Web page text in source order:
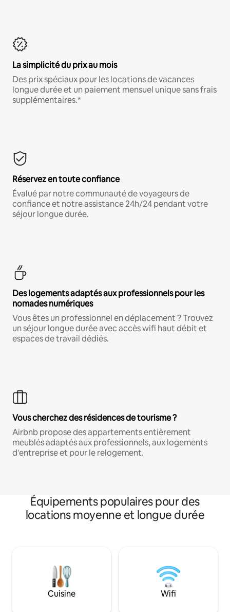
La simplicité du prix au mois
Des prix spéciaux pour les locations de vacances
longue durée et un paiement mensuel unique sans frais
supplémentaires.*
Réservez en toute confiance
Évalué par notre communauté de voyageurs de
confiance et notre assistance 24h/24 pendant votre
séjour longue durée.
Des logements adaptés aux professionnels pour les
nomades numériques
Vous êtes un professionnel en déplacement ? Trouvez
un séjour longue durée avec accès wifi haut débit et
espaces de travail dédiés.
Vous cherchez des résidences de tourisme ?
Airbnb propose des appartements entièrement
meublés adaptés aux professionnels, aux logements
d'entreprise et pour le relogement.
Équipements populaires pour des
locations moyenne et longue durée
Cuisine Wifi